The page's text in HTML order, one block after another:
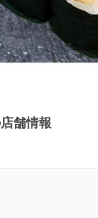
舗情報